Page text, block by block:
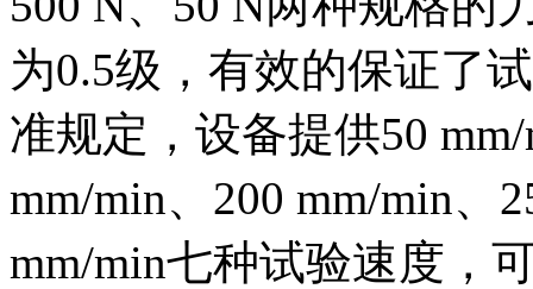
为0.5级，有效的保证了
准规定，设备提供50
mm/min、200 mm/min、
mm/min七种试验速度，